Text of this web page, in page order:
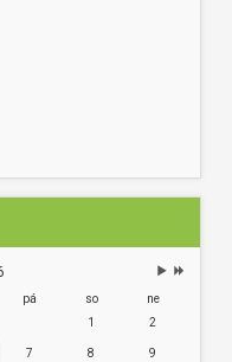
pá so
ne
1
2
7 8 9